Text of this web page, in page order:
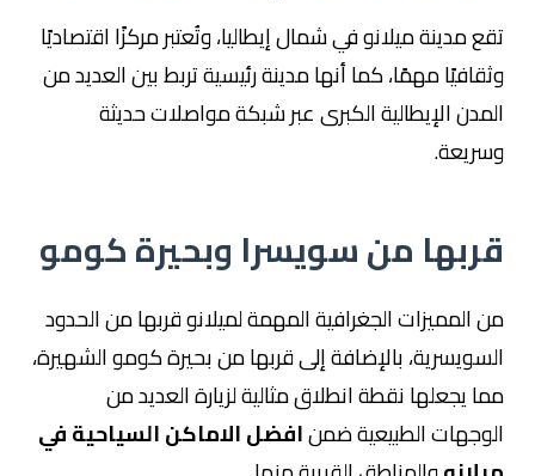
تقع مدينة ميلانو في شمال إيطاليا، وتُعتبر مركزًا اقتصاديًا
وثقافيًا مهمًا، كما أنها مدينة رئيسية تربط بين العديد من
المدن الإيطالية الكبرى عبر شبكة مواصلات حديثة
وسريعة.
قربها من سويسرا وبحيرة كومو
من المميزات الجغرافية المهمة لميلانو قربها من الحدود
السويسرية، بالإضافة إلى قربها من بحيرة كومو الشهيرة،
مما يجعلها نقطة انطلاق مثالية لزيارة العديد من
الوجهات الطبيعية ضمنافضل الاماكن السياحية في